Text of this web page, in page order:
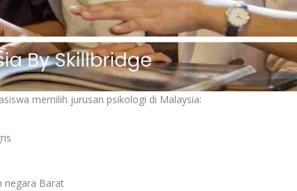
memilih jurusan psikologi di Malaysia:
negara Barat